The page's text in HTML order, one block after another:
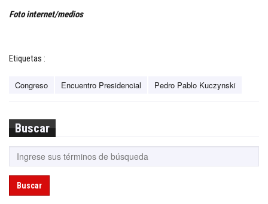
Foto internet/medios
Etiquetas :
Congreso Encuentro Presidencial Pedro Pablo Kuczynski
Buscar
Buscar